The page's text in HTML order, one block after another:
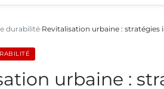
durabilité Revitalisation urbaine : stratégies
urbaine :